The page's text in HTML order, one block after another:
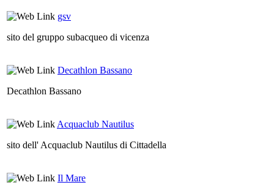
gsv
sito del gruppo subacqueo di vicenza
Decathlon Bassano
Decathlon Bassano
Acquaclub Nautilus
sito dell' Acquaclub Nautilus di Cittadella
Il Mare